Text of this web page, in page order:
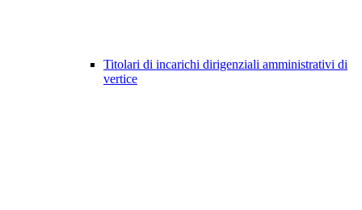
Titolari di incarichi dirigenziali amministrativi di
vertice